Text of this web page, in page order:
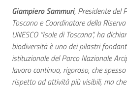
Giampiero Sammuri, Presidente del
Toscano e Coordinatore della
UNESCO “Isole di Toscana”, ha
biodiversità è uno dei pilastri
istituzionale del Parco Nazionale
lavoro continuo, rigoroso, che
rispetto ad attività più visibili, ma